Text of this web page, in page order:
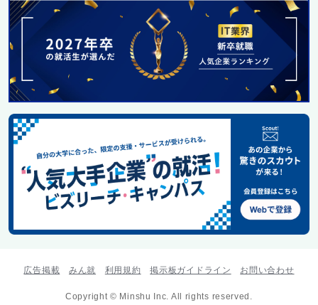
広告掲載 みん就 利用規約 掲示板ガイドライン お問い合わせ
Copyright © Minshu Inc. All rights reserved.